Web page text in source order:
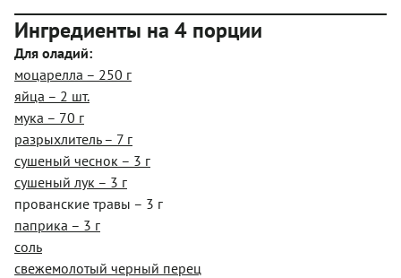
Ингредиенты на 4 порции
Для оладий:
моцарелла – 250 г
яйца – 2 шт.
мука – 70 г
разрыхлитель – 7 г
сушеный чеснок – 3 г
сушеный лук – 3 г
прованские травы – 3 г
паприка – 3 г
соль
свежемолотый черный перец